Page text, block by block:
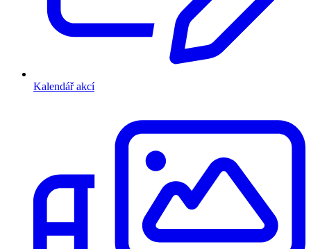
Kalendář akcí